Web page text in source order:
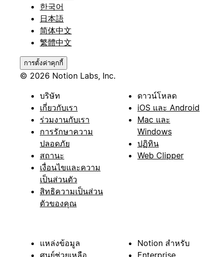
한국어
日本語
简体中文
繁體中文
การตั้งค่าคุกกี้
© 2026 Notion Labs, Inc.
บริษัท
เกี่ยวกับเรา
ร่วมงานกับเรา
การรักษาความ
ปลอดภัย
สถานะ
เงื่อนไขและความ
เป็นส่วนตัว
สิทธิความเป็นส่วน
ตัวของคุณ
ดาวน์โหลด
iOS และ Android
Mac และ
Windows
ปฏิทิน
Web Clipper
แหล่งข้อมูล
ศูนย์ช่วยเหลือ
Notion สำหรับ
Enterprise